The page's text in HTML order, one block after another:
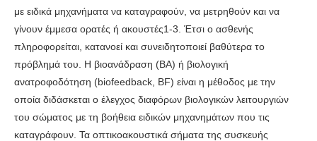
με ειδικά μηχανήματα να καταγραφούν, να μετρηθούν και να
γίνουν έμμεσα ορατές ή ακουστές1-3. Έτσι ο ασθενής
πληροφορείται, κατανοεί και συνειδητοποιεί βαθύτερα το
πρόβλημά του. H βιοανάδραση (ΒΑ) ή βιολογική
ανατροφοδότηση (biofeedback, BF) είναι η μέθοδος με την
οποία διδάσκεται ο έλεγχος διαφόρων βιολογικών λειτουργιών
του σώματος με τη βοήθεια ειδικών μηχανημάτων που τις
καταγράφουν. Τα οπτικοακουστικά σήματα της συσκευής